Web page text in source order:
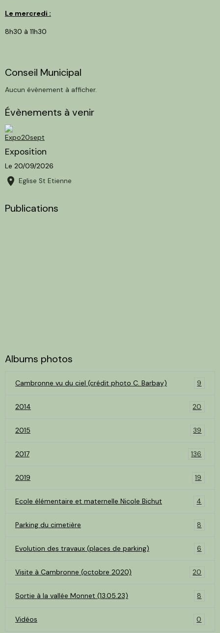
Le mercredi :
8h30 à 11h30
Conseil Municipal
Aucun évènement à afficher.
Évènements à venir
Exposition
Le 20/09/2026
Eglise St Etienne
Publications
Albums photos
Cambronne vu du ciel (crédit photo C. Barbay) 9
2014 20
2015 39
2017 136
2019 19
Ecole élémentaire et maternelle Nicole Bichut 4
Parking du cimetière 8
Evolution des travaux (places de parking) 6
Visite à Cambronne (octobre 2020) 20
Sortie à la vallée Monnet (13.05.23) 8
Vidéos 0